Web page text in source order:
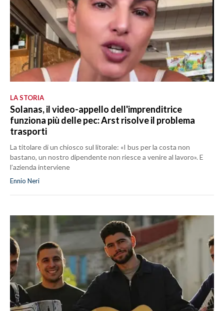
LA STORIA
Solanas, il video-appello dell'imprenditrice
funziona più delle pec: Arst risolve il problema
trasporti
La titolare di un chiosco sul litorale: «I bus per la costa non
bastano, un nostro dipendente non riesce a venire al lavoro». E
l’azienda interviene
Ennio Neri